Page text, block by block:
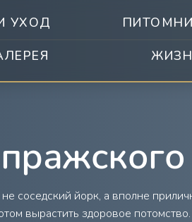
УХОД
соседский йорк, а вполне
вырастить здоровое